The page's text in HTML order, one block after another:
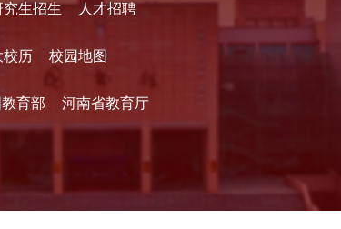
究生招生 人才招聘
校历 校园地图
育部 河南省教育厅